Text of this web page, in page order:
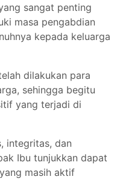
sangat penting
masa pengabdian
kepada keluarga
dilakukan para
sehingga begitu
yang terjadi di
integritas, dan
Ibu tunjukkan dapat
masih aktif